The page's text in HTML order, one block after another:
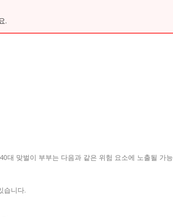
.
대 맞벌이 부부는 다음과 같은 위험 요소에 노출될 가능
습니다.